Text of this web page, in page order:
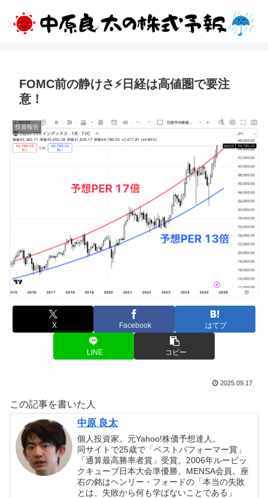
FOMC前の静けさ⚡日経は高値圏で要注
意！
投資報告
X Facebook はてブ
LINE コピー
2025.09.17
この記事を書いた人
中原 良太
個人投資家。元Yahoo!株価予想達人。
同サイトで25歳で「ベストパフォーマー賞」
「通算最高勝率者賞」受賞。2006年ルービッ
クキューブ日本大会準優勝。MENSA会員。座
右の銘はヘンリー・フォードの「本当の失敗
とは、失敗から何も学ばないことである」